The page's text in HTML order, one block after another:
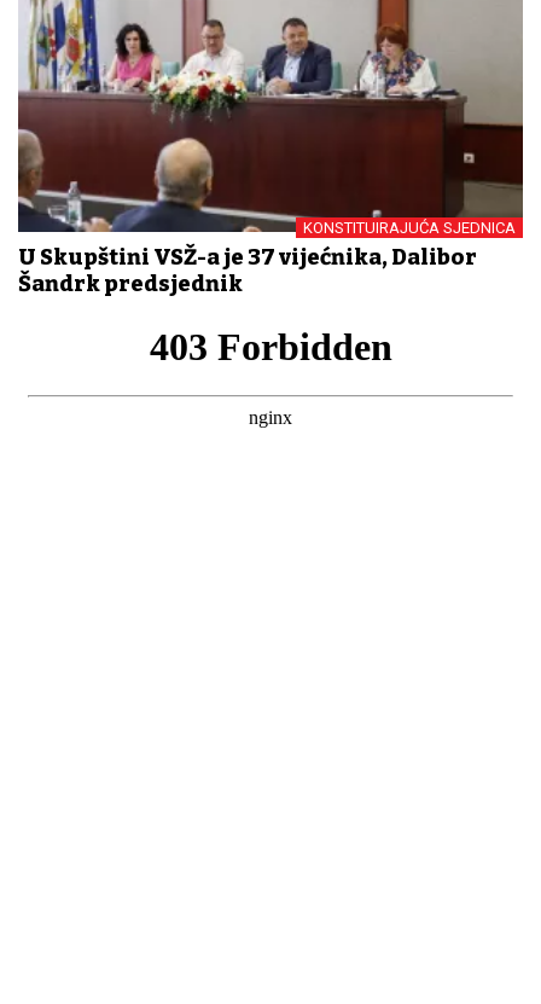
KONSTITUIRAJUĆA SJEDNICA
U Skupštini VSŽ-a je 37 vijećnika, Dalibor
Šandrk predsjednik